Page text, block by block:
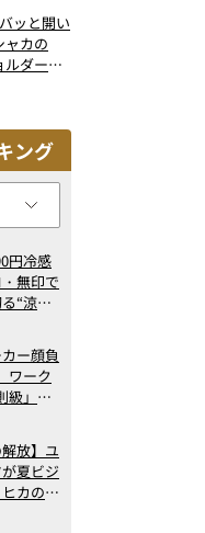
ッと開い
ャカの
ルダーバ
ング
円冷感
無印で
“涼感
ー顔負
ワーク
級」凄
）放】ユ
夏ビジ
カの透